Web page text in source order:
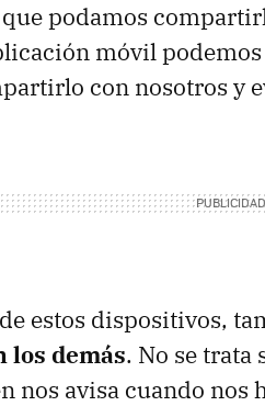
podamos
móvil
con nosotros y
estos dispositivos,
los demás. No se trata
nos avisa cuando nos